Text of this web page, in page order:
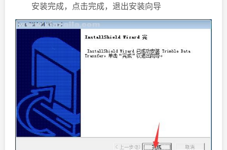
安装完成，点击完成，退出安装向导